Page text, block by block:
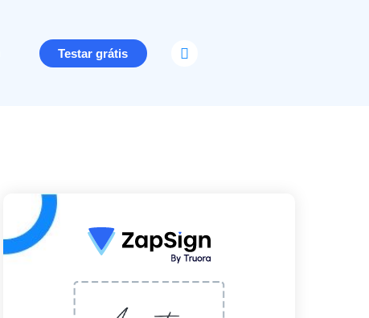
Testar grátis